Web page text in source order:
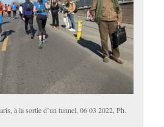
à la sortie d’un tunnel, 06 03 2022, Ph.